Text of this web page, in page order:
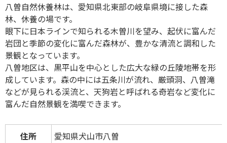
八曽自然休養林は、愛知県北東部の岐阜県境に接した森
林、休養の場です。
眼下に日本ラインで知られる木曽川を望み、起伏に富んだ
岩団と季節の変化に富んだ森林が、豊かな清流と調和した
景観となっています。
八曽地区は、黒平山を中心とした広大な緑の丘陵地帯を形
成しています。森の中には五条川が流れ、厳頭洞、八曽滝
などが見られる渓流と、天狗岩と呼ばれる奇岩など変化に
富んだ自然景観を満喫できます。
住所
愛知県犬山市八曽